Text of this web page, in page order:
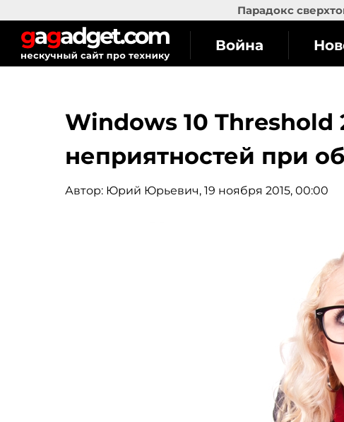
Парадокс
Война
Windows 10 Threshold
неприятностей при
Автор: Юрий Юрьевич, 19 ноября 2015, 00:00